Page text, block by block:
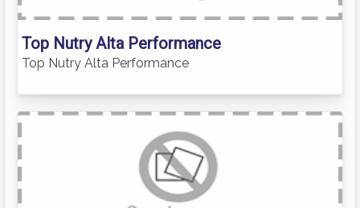
Top Nutry Alta Performance
Top Nutry Alta Performance